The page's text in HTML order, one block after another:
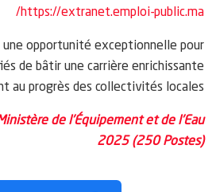
https://extranet.emploi-public.ma/
une opportunité exceptionnelle pour
de bâtir une carrière enrichissante
au progrès des collectivités locales.
de l’Équipement et de l’Eau
2025 (250 Postes)